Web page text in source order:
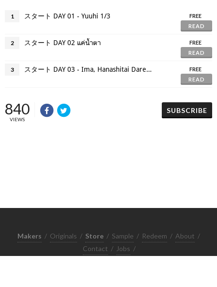
1 スタート DAY 01 - Yuuhi 1/3
FREE
READ
2 スタート DAY 02 แค่น้ำตา
FREE
READ
3 スタート DAY 03 - Ima, Hanashitai Dareka ga Iru
FREE
READ
840
VIEWS
SUBSCRIBE
Makers / Originals / Store / Sample / Redeem / About /
Contact / Jobs /